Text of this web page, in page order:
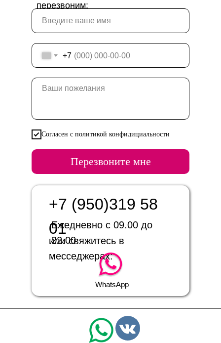
перезвоним:
+7
Согласен с политикой конфидициальности
Перезвоните мне
Ежедневно с 09.00 до
22.00
или свяжитесь в
месседжерах:
+7 (950)319 58
01
WhatsApp